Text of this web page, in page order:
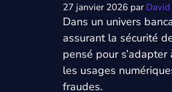
27 janvier 2026 par
Dans un univers
assurant la sécurité
pensé pour
les usages
fraudes.